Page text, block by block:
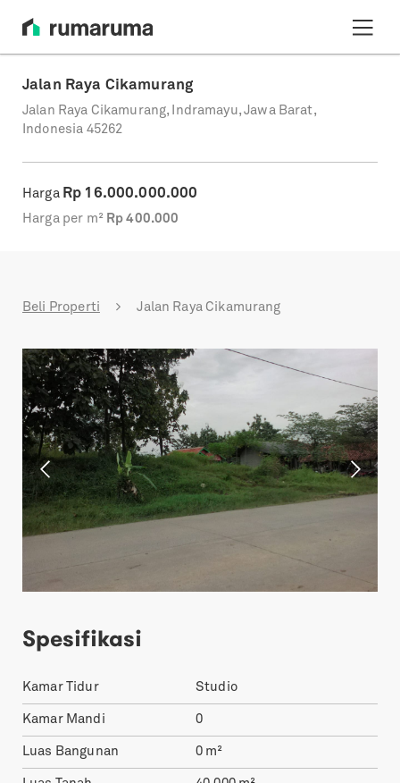
Jalan Raya Cikamurang
Jalan Raya Cikamurang, Indramayu, Jawa Barat,
Indonesia 45262
Harga Rp 16.000.000.000
Harga per m² Rp 400.000
Beli Properti Jalan Raya Cikamurang
Previous
Spesifikasi
Kamar Tidur Studio
Kamar Mandi 0
Luas Bangunan 0 m²